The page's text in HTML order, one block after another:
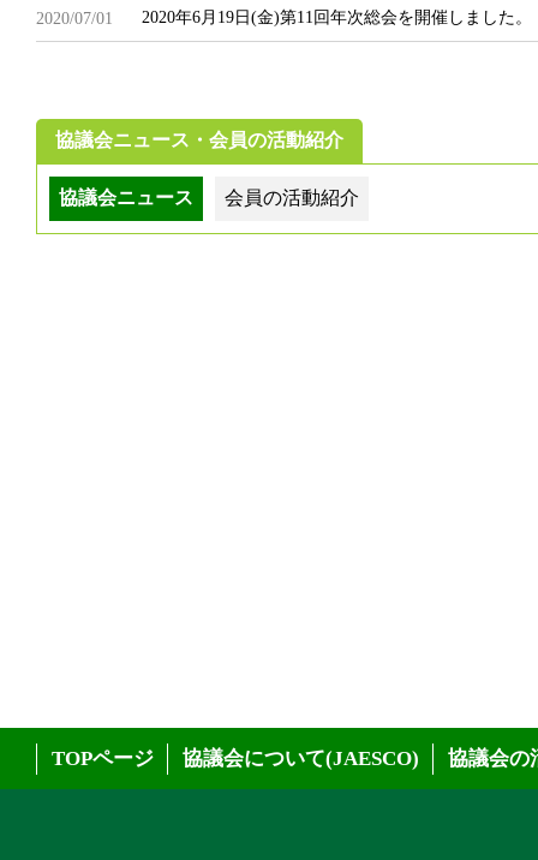
2020/07/01 2020年6月19日(金)第11回年次総会を開催しました。
協議会ニュース・会員の活動紹介
協議会ニュース 会員の活動紹介
TOPページ 協議会について(JAESCO) 協議会の